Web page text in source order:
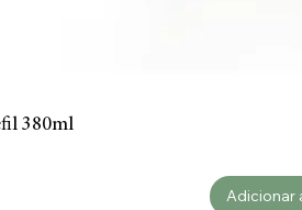
380ml
Adicionar